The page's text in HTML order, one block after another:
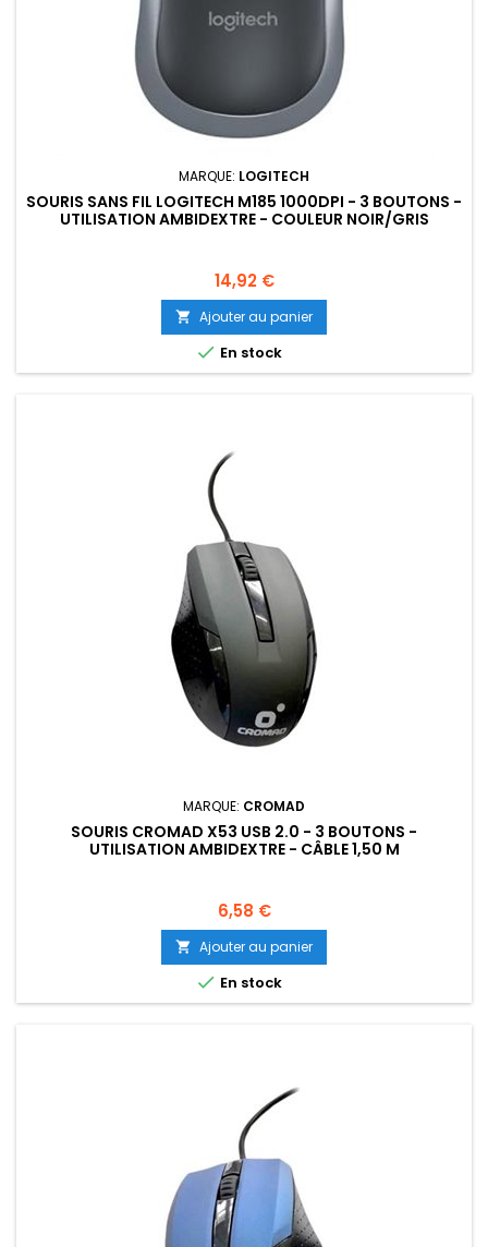
MARQUE: LOGITECH
SOURIS SANS FIL LOGITECH M185 1000DPI - 3 BOUTONS -
UTILISATION AMBIDEXTRE - COULEUR NOIR/GRIS
Prix
14,92 €
 Ajouter au panier
 En stock
MARQUE: CROMAD
SOURIS CROMAD X53 USB 2.0 - 3 BOUTONS -
UTILISATION AMBIDEXTRE - CÂBLE 1,50 M
Prix
6,58 €
 Ajouter au panier
 En stock